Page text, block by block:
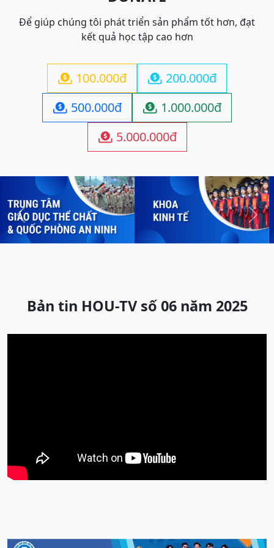
Để giúp chúng tôi phát triển sản phẩm tốt hơn, đạt
kết quả học tập cao hơn
 100.000đ  200.000đ
 500.000đ  1.000.000đ
 5.000.000đ
Previous Next
Bản tin HOU-TV số 06 năm 2025